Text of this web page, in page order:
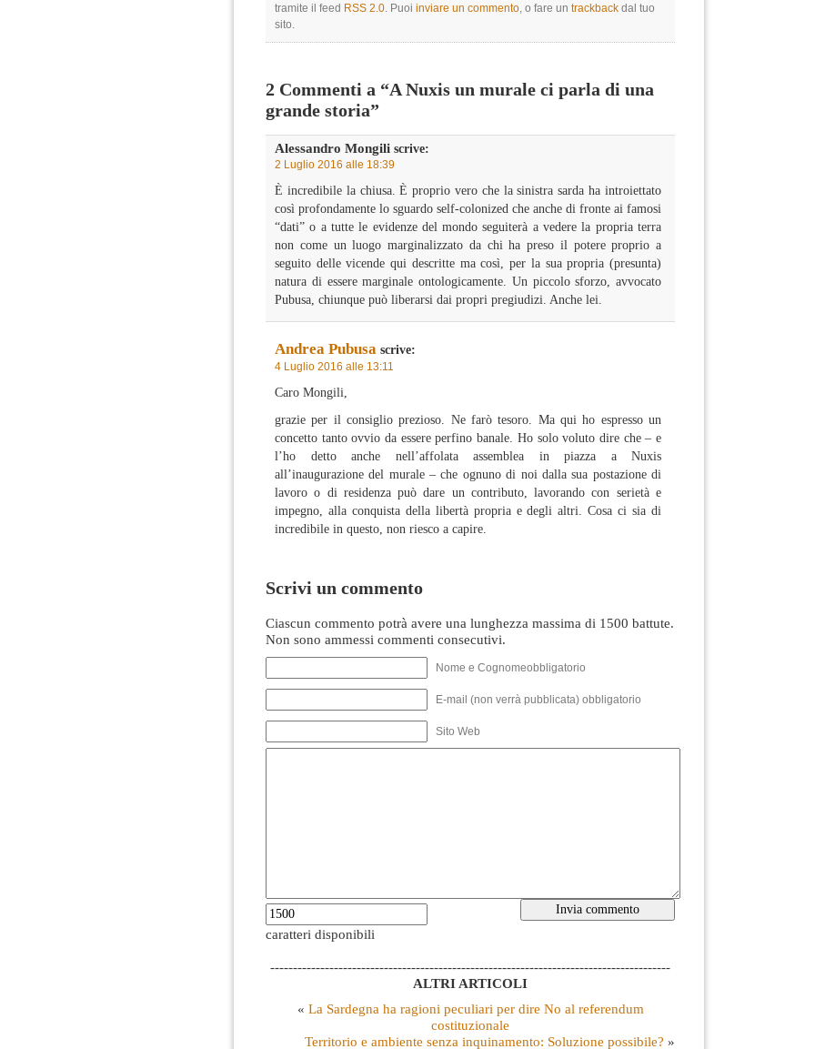
tramite il feed RSS 2.0. Puoi inviare un commento, o fare un trackback dal tuo
sito.
2 Commenti a “A Nuxis un murale ci parla di una
grande storia”
Alessandro Mongili scrive:
2 Luglio 2016 alle 18:39
È incredibile la chiusa. È proprio vero che la sinistra sarda ha introiettato
così profondamente lo sguardo self-colonized che anche di fronte ai famosi
“dati” o a tutte le evidenze del mondo seguiterà a vedere la propria terra
non come un luogo marginalizzato da chi ha preso il potere proprio a
seguito delle vicende qui descritte ma così, per la sua propria (presunta)
natura di essere marginale ontologicamente. Un piccolo sforzo, avvocato
Pubusa, chiunque può liberarsi dai propri pregiudizi. Anche lei.
Andrea Pubusa scrive:
4 Luglio 2016 alle 13:11
Caro Mongili,
grazie per il consiglio prezioso. Ne farò tesoro. Ma qui ho espresso un
concetto tanto ovvio da essere perfino banale. Ho solo voluto dire che – e
l’ho detto anche nell’affolata assemblea in piazza a Nuxis
all’inaugurazione del murale – che ognuno di noi dalla sua postazione di
lavoro o di residenza può dare un contributo, lavorando con serietà e
impegno, alla conquista della libertà propria e degli altri. Cosa ci sia di
incredibile in questo, non riesco a capire.
Scrivi un commento
Ciascun commento potrà avere una lunghezza massima di 1500 battute.
Non sono ammessi commenti consecutivi.
Nome e Cognomeobbligatorio
E-mail (non verrà pubblicata) obbligatorio
Sito Web
caratteri disponibili
----------------------------------------------------------------------------------------
ALTRI ARTICOLI
« La Sardegna ha ragioni peculiari per dire No al referendum
costituzionale
Territorio e ambiente senza inquinamento: Soluzione possibile? »